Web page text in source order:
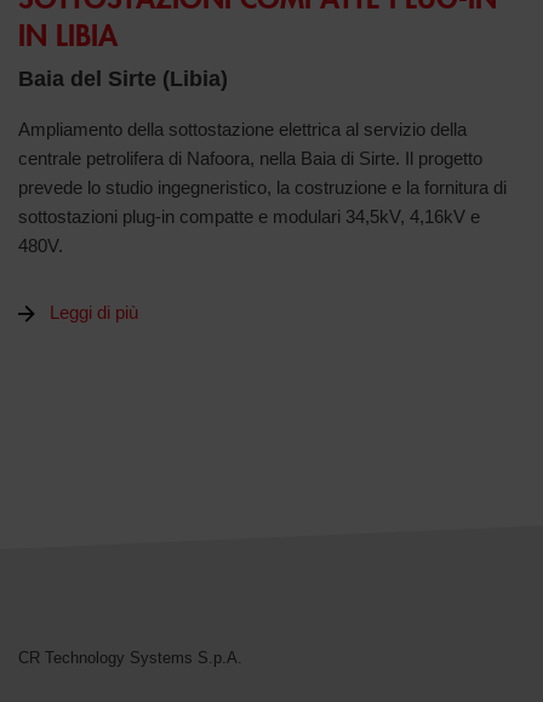
IN LIBIA
Baia del Sirte (Libia)
Ampliamento della sottostazione elettrica al servizio della
centrale petrolifera di Nafoora, nella Baia di Sirte. Il progetto
prevede lo studio ingegneristico, la costruzione e la fornitura di
sottostazioni plug-in compatte e modulari 34,5kV, 4,16kV e
480V.
Leggi di più
CR Technology Systems S.p.A.